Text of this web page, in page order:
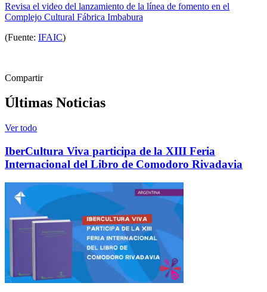
Revisa el video del lanzamiento de la línea de fomento en el
Complejo Cultural Fábrica Imbabura
(Fuente: IFAIC)
Compartir
Últimas Noticias
Ver todo
IberCultura Viva participa de la XIII Feria
Internacional del Libro de Comodoro Rivadavia